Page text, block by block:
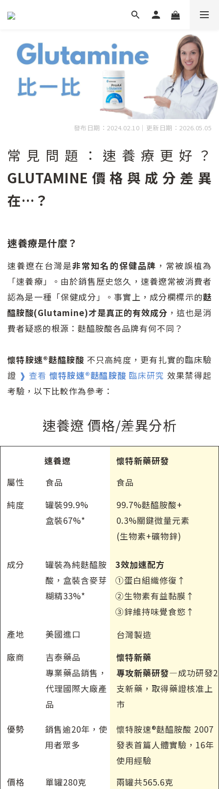
發布日期：2024.02.10｜更新日期：2026.05.05
常見問題：速養療更好？
GLUTAMINE價格與成分差異
在…？
速養療是什麼？
速養遼在台灣是非常知名的保健品牌 ，常被誤植為
「速養療」。由於銷售歷史悠久，速養遼常被消費者
認為是一種「保健成分」。事實上，成分欄標示的麩
醯胺酸(Glutamine)才是真正的有效成分 ，這也是消
費者疑惑的根源：麩醯胺酸各品牌有何不同？
懷特胺速®麩醯胺酸 不只高純度，更有扎實的臨床驗
證 ❱ 查看 懷特胺速®麩醯胺酸 臨床研究 效果禁得起
考驗，以下比較作為參考：
速養遼 價格/差異分析
速養遼
懷特新藥研發
屬性
食品
食品
純度
罐裝99.9%
盒裝67%*
99.7%麩醯胺酸+
0.3%關鍵微量元素
(生物素+礦物鋅)
成分
罐裝為純麩醯胺
酸，盒裝含麥芽
糊精33%*
3效加速配方
①蛋白組織修復↑
②生物素有益黏膜↑
③鋅維持味覺食慾↑
產地
美國進口
台灣製造
廠商
吉泰藥品
專業藥品銷售，
代理國際大廠產
品
懷特新藥
專攻新藥研發—成功研發2
支新藥，取得藥證核准上
市
優勢
銷售逾20年，使
用者眾多
懷特胺速®麩醯胺酸 2007
發表首篇人體實驗，16年
使用經驗
價格
單罐280克
兩罐共565.6克